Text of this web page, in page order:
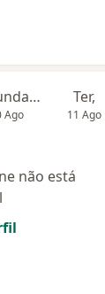
Segunda-feira
Ago
Ter,
11 Ago
não está